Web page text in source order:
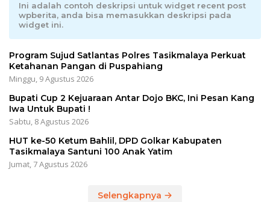
Ini adalah contoh deskripsi untuk widget recent post
wpberita, anda bisa memasukkan deskripsi pada
widget ini.
Program Sujud Satlantas Polres Tasikmalaya Perkuat
Ketahanan Pangan di Puspahiang
Minggu, 9 Agustus 2026
Bupati Cup 2 Kejuaraan Antar Dojo BKC, Ini Pesan Kang
Iwa Untuk Bupati !
Sabtu, 8 Agustus 2026
HUT ke-50 Ketum Bahlil, DPD Golkar Kabupaten
Tasikmalaya Santuni 100 Anak Yatim
Jumat, 7 Agustus 2026
Selengkapnya